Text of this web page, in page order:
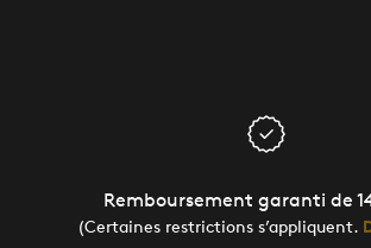
Remboursement garanti de
(Certaines restrictions s’appliquent.